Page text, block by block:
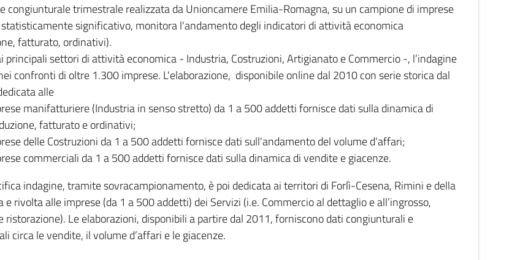
congiunturale trimestrale realizzata da Unioncamere Emilia-Romagna, su un campione di imprese
significativo, monitora l'andamento degli indicatori di attività economica
fatturato, ordinativi).
principali settori di attività economica - Industria, Costruzioni, Artigianato e Commercio -, l’indagine
confronti di oltre 1.300 imprese. L'elaborazione, disponibile online dal 2010 con serie storica dal
alle
manifatturiere (Industria in senso stretto) da 1 a 500 addetti fornisce dati sulla dinamica di
fatturato e ordinativi;
delle Costruzioni da 1 a 500 addetti fornisce dati sull'andamento del volume d'affari;
commerciali da 1 a 500 addetti fornisce dati sulla dinamica di vendite e giacenze.
indagine, tramite sovracampionamento, è poi dedicata ai territori di Forlì-Cesena, Rimini e della
e rivolta alle imprese (da 1 a 500 addetti) dei Servizi (i.e. Commercio al dettaglio e all’ingrosso,
ristorazione). Le elaborazioni, disponibili a partire dal 2011, forniscono dati congiunturali e
circa le vendite, il volume d’affari e le giacenze.